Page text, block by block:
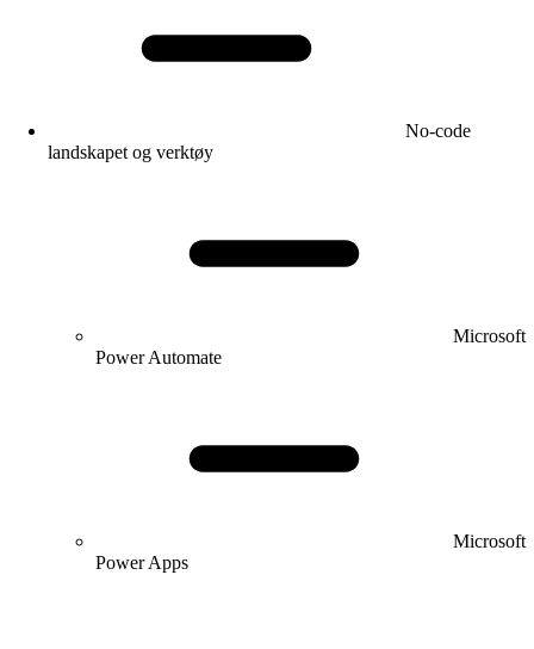
No-code
landskapet og verktøy
Microsoft
Power Automate
Microsoft
Power Apps